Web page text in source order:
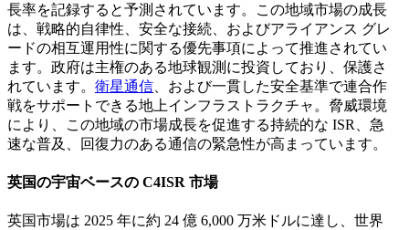
長率を記録すると予測されています。この地域市場の成長
は、戦略的自律性、安全な接続、およびアライアンス グレ
ードの相互運用性に関する優先事項によって推進されてい
ます。政府は主権のある地球観測に投資しており、保護さ
れています。 衛星通信 、および一貫した安全基準で連合作
戦をサポートできる地上インフラストラクチャ。脅威環境
により、この地域の市場成長を促進する持続的な ISR、急
速な普及、回復力のある通信の緊急性が高まっています。
英国の宇宙ベースの C4ISR 市場
英国市場は 2025 年に約 24 億 6,000 万米ドルに達し、世界